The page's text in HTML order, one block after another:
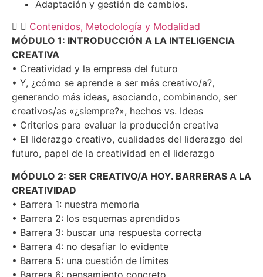
Adaptación y gestión de cambios.
Contenidos, Metodología y Modalidad
MÓDULO 1: INTRODUCCIÓN A LA INTELIGENCIA
CREATIVA
• Creatividad y la empresa del futuro
• Y, ¿cómo se aprende a ser más creativo/a?,
generando más ideas, asociando, combinando, ser
creativos/as «¿siempre?», hechos vs. Ideas
• Criterios para evaluar la producción creativa
• El liderazgo creativo, cualidades del liderazgo del
futuro, papel de la creatividad en el liderazgo
MÓDULO 2: SER CREATIVO/A HOY. BARRERAS A LA
CREATIVIDAD
• Barrera 1: nuestra memoria
• Barrera 2: los esquemas aprendidos
• Barrera 3: buscar una respuesta correcta
• Barrera 4: no desafiar lo evidente
• Barrera 5: una cuestión de límites
• Barrera 6: pensamiento concreto